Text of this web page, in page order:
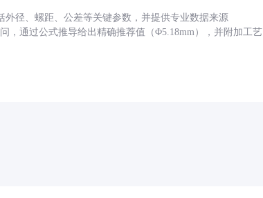
径、螺距、公差等关键参数，并提供专业数据来源
，通过公式推导给出精确推荐值（Φ5.18mm），并附加工艺